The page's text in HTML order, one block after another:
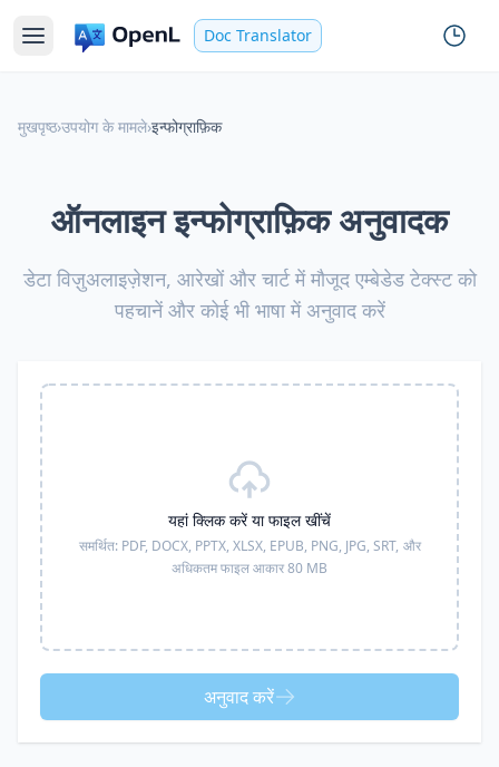
Doc Translator
मुखपृष्ठ›उपयोग के मामले›इन्फोग्राफ़िक
ऑनलाइन इन्फोग्राफ़िक अनुवादक
डेटा विज़ुअलाइज़ेशन, आरेखों और चार्ट में मौजूद एम्बेडेड टेक्स्ट को
पहचानें और कोई भी भाषा में अनुवाद करें
यहां क्लिक करें या फाइल खींचें
समर्थित: PDF, DOCX, PPTX, XLSX, EPUB, PNG, JPG, SRT, और
अधिकतम फाइल आकार 80 MB
अनुवाद करें